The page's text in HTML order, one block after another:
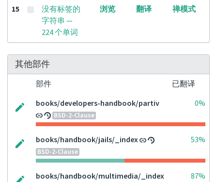
15
没有标签的
字符串 —
224 个单词
浏览 翻译 禅模式
其他部件
部件
已翻译
books/developers-handbook/partiv
BSD-2-Clause
0%
books/handbook/jails/_index
BSD-2-Clause
53%
books/handbook/multimedia/_index 87%